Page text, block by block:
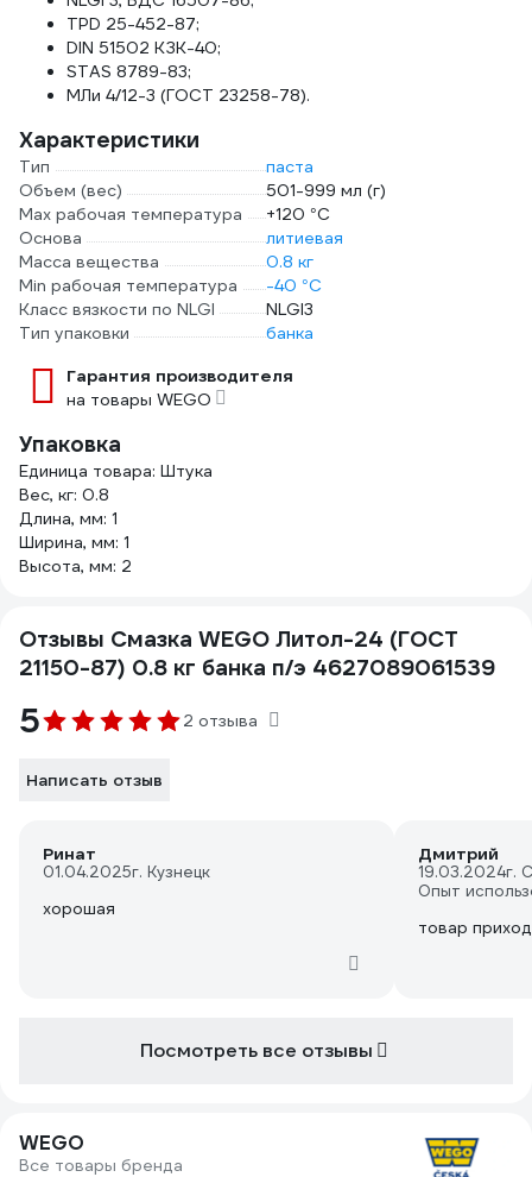
TPD 25-452-87;
DIN 51502 КЗК-40;
STAS 8789-83;
МЛи 4/12-3 (ГОСТ 23258-78).
Характеристики
Тип
паста
Объем (вес)
501-999 мл (г)
Max рабочая температура
+120 °С
Основа
литиевая
Масса вещества
0.8 кг
Min рабочая температура
-40 °С
Класс вязкости по NLGI
NLGI3
Тип упаковки
банка
Гарантия производителя
на товары WEGO
Упаковка
Единица товара: Штука
Вес, кг: 0.8
Длина, мм: 1
Ширина, мм: 1
Высота, мм: 2
Отзывы Смазка WEGO Литол-24 (ГОСТ
21150-87) 0.8 кг банка п/э 4627089061539
5 2 отзыва
Написать отзыв
Ринат
01.04.2025г. Кузнецк
хорошая
Дмитрий
19.03.2024г.
Опыт
товар
Посмотреть все отзывы
WEGO
Все товары бренда